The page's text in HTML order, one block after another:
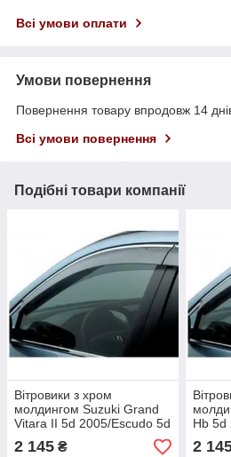
Всі умови оплати
Умови повернення
Повернення товару впродовж 14
Всі умови повернення
Подібні товари компанії
Вітровики з хром
молдингом Suzuki Grand
Vitara II 5d 2005/Escudo 5d
2005-2012 Cobra Tuning
2 145 ₴
Hb 5d
2